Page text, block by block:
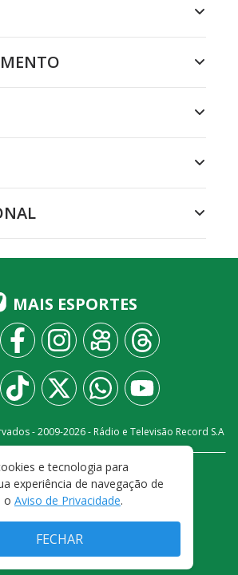
MAIS ESPORTES
- 2009-2026- Rádio e Televisão Record S.A
FALE CONOSCO
PRIVACIDADE
E CONDIÇÕES DE USO
e tecnologia para
experiência de navegação de
o Aviso de Privacidade.
FECHAR